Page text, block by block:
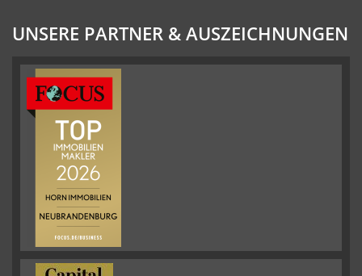
UNSERE PARTNER & AUSZEICHNUNGEN